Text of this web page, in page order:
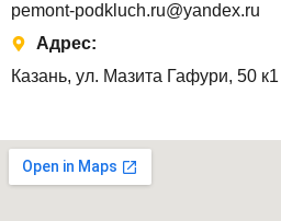
pemont-podkluch.ru@yandex.ru
Адрес:
Казань, ул. Мазита Гафури, 50 к1